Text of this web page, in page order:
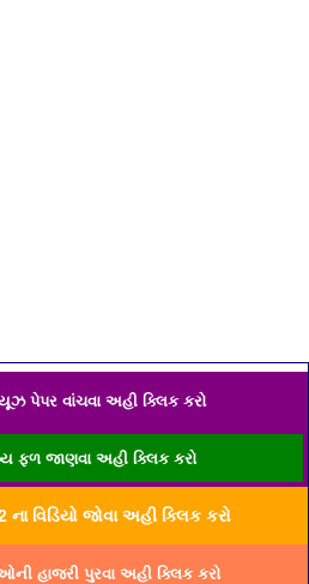
પેપર વાંચવા અહી ક્લિક કરો
ફળ જાણવા અહી ક્લિક કરો
વિડિયો જોવા અહી ક્લિક કરો
હાજરી પુરવા અહી ક્લિક કરો